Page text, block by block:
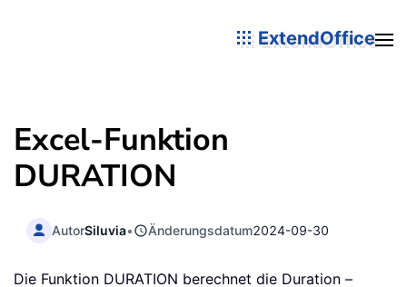
ExtendOffice
Excel-Funktion
DURATION
AutorSiluvia• Änderungsdatum2024-09-30
Die Funktion DURATION berechnet die Duration –